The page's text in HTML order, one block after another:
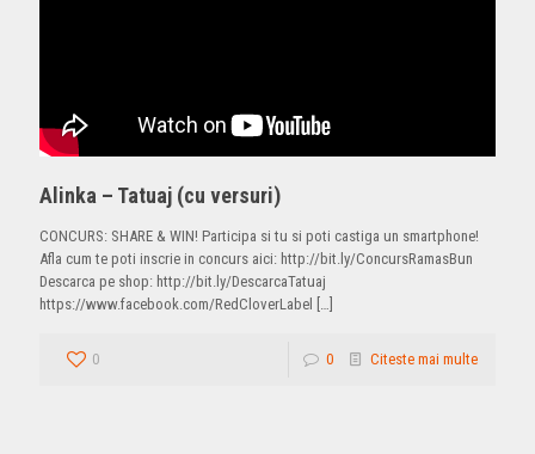
Alinka – Tatuaj (cu versuri)
CONCURS: SHARE & WIN! Participa si tu si poti castiga un smartphone!
Afla cum te poti inscrie in concurs aici: http://bit.ly/ConcursRamasBun
Descarca pe shop: http://bit.ly/DescarcaTatuaj
https://www.facebook.com/RedCloverLabel
0 0 Citeste mai multe